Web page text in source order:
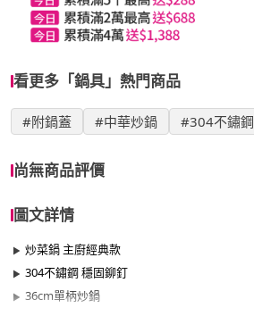
看更多「鍋具」熱門商品
#附鍋蓋 #中華炒鍋 #304不鏽鋼
尚無商品評價
圖文詳情
炒菜鍋 主廚經典款
304不鏽鋼 穩固鉚釘
36cm單柄炒鍋